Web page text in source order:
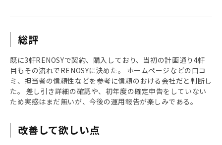
総評
既に3軒RENOSYで契約、購入しており、当初の計画通り4軒
目もその流れでRENOSYに決めた。 ホームページなどの口コ
ミ、担当者の信頼性などを参考に信頼のおける会社だと判断し
た。 差し引き詳細の確認や、初年度の確定申告をしていない
ため実感はまだ無いが、今後の運用報告が楽しみである。
改善して欲しい点